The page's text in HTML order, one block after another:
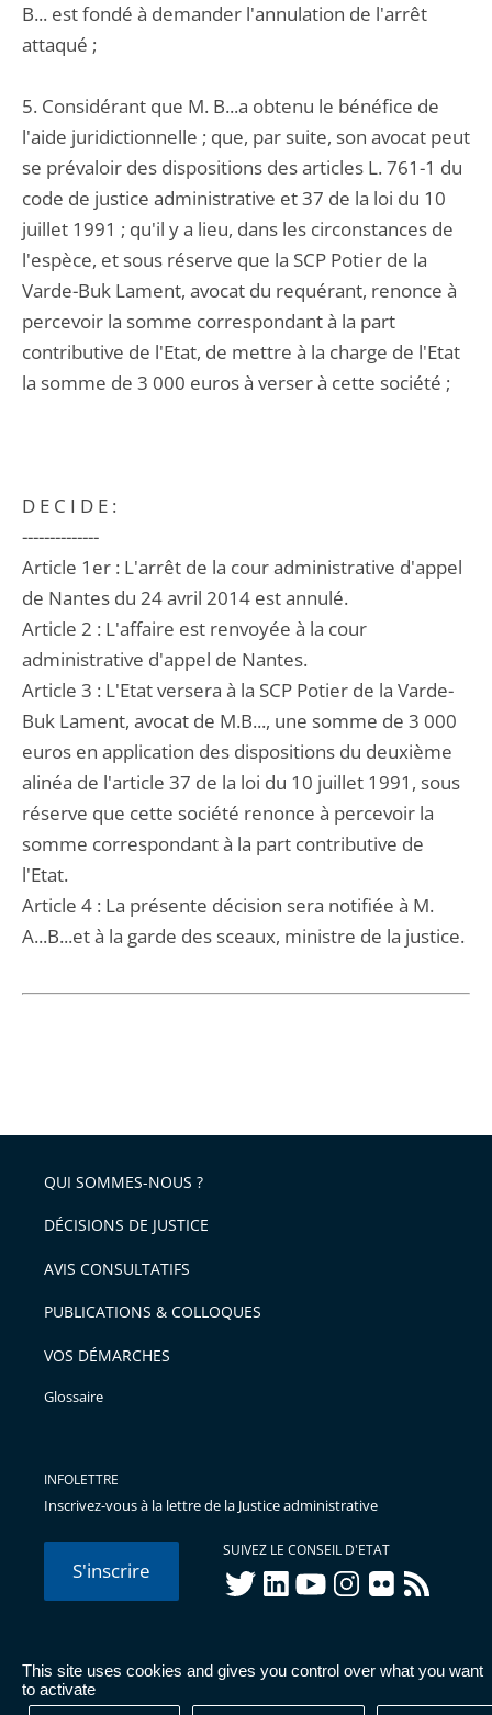
This site uses cookies and gives you control over what you want
to activate
B... est fondé à demander l'annulation de l'arrêt
attaqué ;
5. Considérant que M. B...a obtenu le bénéfice de
l'aide juridictionnelle ; que, par suite, son avocat peut
se prévaloir des dispositions des articles L. 761-1 du
code de justice administrative et 37 de la loi du 10
juillet 1991 ; qu'il y a lieu, dans les circonstances de
l'espèce, et sous réserve que la SCP Potier de la
Varde-Buk Lament, avocat du requérant, renonce à
percevoir la somme correspondant à la part
contributive de l'Etat, de mettre à la charge de l'Etat
la somme de 3 000 euros à verser à cette société ;
D E C I D E :
--------------
Article 1er : L'arrêt de la cour administrative d'appel
de Nantes du 24 avril 2014 est annulé.
Article 2 : L'affaire est renvoyée à la cour
administrative d'appel de Nantes.
Article 3 : L'Etat versera à la SCP Potier de la Varde-
Buk Lament, avocat de M.B..., une somme de 3 000
euros en application des dispositions du deuxième
alinéa de l'article 37 de la loi du 10 juillet 1991, sous
réserve que cette société renonce à percevoir la
somme correspondant à la part contributive de
l'Etat.
Article 4 : La présente décision sera notifiée à M.
A...B...et à la garde des sceaux, ministre de la justice.
QUI SOMMES-NOUS ?
DÉCISIONS DE JUSTICE
AVIS CONSULTATIFS
PUBLICATIONS & COLLOQUES
VOS DÉMARCHES
Glossaire
INFOLETTRE
Inscrivez-vous à la lettre de la Justice administrative
S'inscrire
SUIVEZ LE CONSEIL D'ETAT
twitterlinkedInyoutubeinstagram
flickr rss
© Conseil d'État 2026 - Mentions légales
Données
personnelles-Publications administratives-Accessibilité :